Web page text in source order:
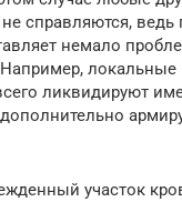
справляются, ведь
немало
ликвидируют
участок